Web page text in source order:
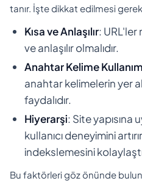
tanır. İşte dikkat edilmesi
Kısa ve Anlaşılır:
ve anlaşılır olmalıdır.
Anahtar Kelime
anahtar kelimelerin yer
faydalıdır.
Hiyerarşi: Site yapısına
kullanıcı deneyimini
indekslemesini
Bu faktörleri göz önünde